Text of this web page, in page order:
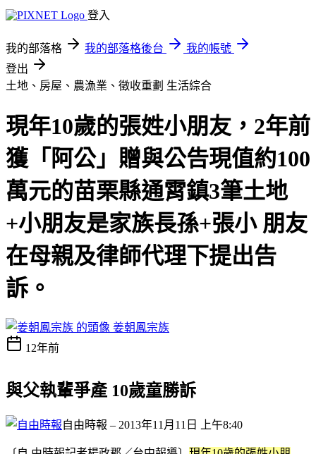
登入
我的部落格 我的部落格後台
我的帳號
登出
土地、房屋、農漁業、徵收重劃 生活綜合
現年10歲的張姓小朋友，2年前
獲「阿公」贈與公告現值約100
萬元的苗栗縣通霄鎮3筆土地
+小朋友是家族長孫+張小 朋友
在母親及律師代理下提出告
訴。
姜朝鳳宗族
12年前
與父執輩爭產 10歲童勝訴
自由時報 – 2013年11月11日 上午8:40